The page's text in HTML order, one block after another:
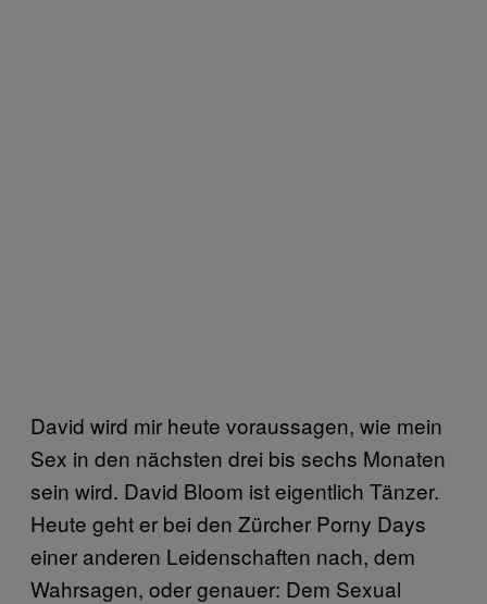
David wird mir heute voraussagen, wie mein
Sex in den nächsten drei bis sechs Monaten
sein wird. David Bloom ist eigentlich Tänzer.
Heute geht er bei den Zürcher Porny Days
einer anderen Leidenschaften nach, dem
Wahrsagen, oder genauer: Dem Sexual